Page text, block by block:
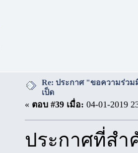
Re: ประกาศ "ขอความร่ว
เป็ด
« ตอบ #39 เมื่อ: 04-01-2019
ประกาศที่ส